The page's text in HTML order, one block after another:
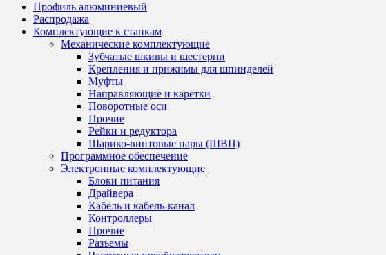
Профиль алюминиевый
Распродажа
Комплектующие к станкам
Механические комплектующие
Зубчатые шкивы и шестерни
Крепления и прижимы для шпинделей
Муфты
Направляющие и каретки
Поворотные оси
Прочие
Рейки и редуктора
Шарико-винтовые пары (ШВП)
Программное обеспечение
Электронные комплектующие
Блоки питания
Драйвера
Кабель и кабель-канал
Контроллеры
Прочие
Разъемы